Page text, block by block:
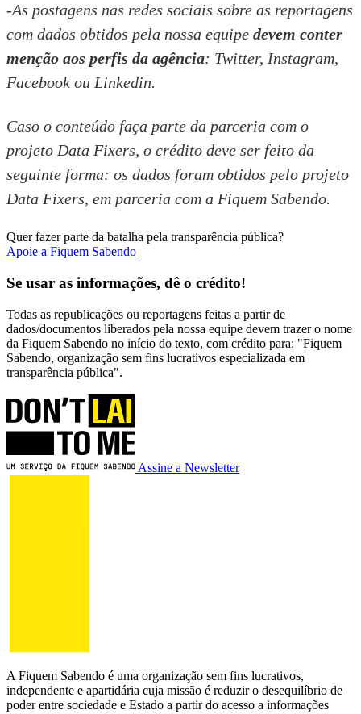
-As postagens nas redes sociais sobre as reportagens
com dados obtidos pela nossa equipe devem conter
menção aos perfis da agência: Twitter, Instagram,
Facebook ou Linkedin.
Caso o conteúdo faça parte da parceria com o
projeto Data Fixers, o crédito deve ser feito da
seguinte forma: os dados foram obtidos pelo projeto
Data Fixers, em parceria com a Fiquem Sabendo.
Quer fazer parte da batalha pela transparência pública?
Apoie a Fiquem Sabendo
Se usar as informações, dê o crédito!
Todas as republicações ou reportagens feitas a partir de
dados/documentos liberados pela nossa equipe devem trazer o nome
da Fiquem Sabendo no início do texto, com crédito para: "Fiquem
Sabendo, organização sem fins lucrativos especializada em
transparência pública".
Assine a Newsletter
A Fiquem Sabendo é uma organização sem fins lucrativos,
independente e apartidária cuja missão é reduzir o desequilíbrio de
poder entre sociedade e Estado a partir do acesso a informações